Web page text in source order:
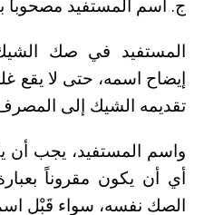
ج. اسم المستفيد مصحوباً
المستفيد في صك
إيضاح اسمه، حتى لا يقع
تقديمه الشيك إلى
واسم المستفيد، يجب أن
أي أن يكون مقروناً
الصك نفسه، سواء قَبْل